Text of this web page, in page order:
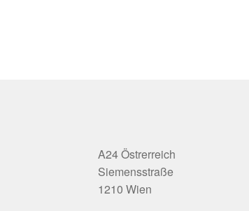
A24 Östrerreich
Siemensstraße
1210 Wien